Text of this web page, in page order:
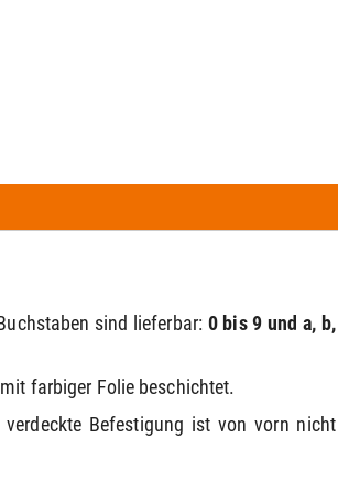
sind lieferbar: 0 bis 9 und a, b,
farbiger Folie beschichtet.
Befestigung ist von vorn nicht